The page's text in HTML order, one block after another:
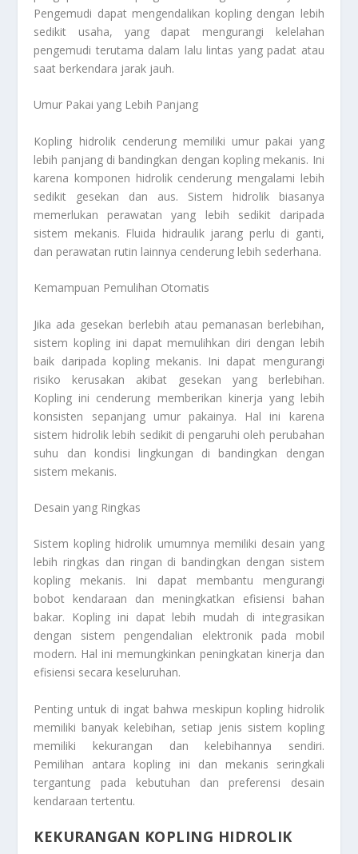
Pengemudi dapat mengendalikan kopling dengan lebih
sedikit usaha, yang dapat mengurangi kelelahan
pengemudi terutama dalam lalu lintas yang padat atau
saat berkendara jarak jauh.
Umur Pakai yang Lebih Panjang
Kopling hidrolik cenderung memiliki umur pakai yang
lebih panjang di bandingkan dengan kopling mekanis. Ini
karena komponen hidrolik cenderung mengalami lebih
sedikit gesekan dan aus. Sistem hidrolik biasanya
memerlukan perawatan yang lebih sedikit daripada
sistem mekanis. Fluida hidraulik jarang perlu di ganti,
dan perawatan rutin lainnya cenderung lebih sederhana.
Kemampuan Pemulihan Otomatis
Jika ada gesekan berlebih atau pemanasan berlebihan,
sistem kopling ini dapat memulihkan diri dengan lebih
baik daripada kopling mekanis. Ini dapat mengurangi
risiko kerusakan akibat gesekan yang berlebihan.
Kopling ini cenderung memberikan kinerja yang lebih
konsisten sepanjang umur pakainya. Hal ini karena
sistem hidrolik lebih sedikit di pengaruhi oleh perubahan
suhu dan kondisi lingkungan di bandingkan dengan
sistem mekanis.
Desain yang Ringkas
Sistem kopling hidrolik umumnya memiliki desain yang
lebih ringkas dan ringan di bandingkan dengan sistem
kopling mekanis. Ini dapat membantu mengurangi
bobot kendaraan dan meningkatkan efisiensi bahan
bakar. Kopling ini dapat lebih mudah di integrasikan
dengan sistem pengendalian elektronik pada mobil
modern. Hal ini memungkinkan peningkatan kinerja dan
efisiensi secara keseluruhan.
Penting untuk di ingat bahwa meskipun kopling hidrolik
memiliki banyak kelebihan, setiap jenis sistem kopling
memiliki kekurangan dan kelebihannya sendiri.
Pemilihan antara kopling ini dan mekanis seringkali
tergantung pada kebutuhan dan preferensi desain
kendaraan tertentu.
KEKURANGAN KOPLING HIDROLIK